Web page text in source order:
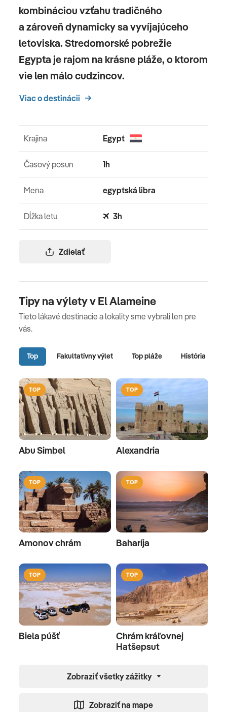
kombináciou vzťahu tradičného
a zároveň dynamicky sa vyvíjajúceho
letoviska. Stredomorské pobrežie
Egypta je rajom na krásne pláže, o ktorom
vie len málo cudzincov.
Viac o destinácii
Zdielať
Krajina Egypt
Časový posun 1h
Mena egyptská libra
Dĺžka letu 3h
Tipy na výlety v El Alameine
Tieto lákavé destinacie a lokality sme vybrali len pre
vás.
Top Fakultatívny výlet Top pláže História
TOP
Abu Simbel
TOP
Alexandria
TOP
Amonov chrám
TOP
Baharíja
TOP
Biela púšť
TOP
Chrám kráľovnej
Hatšepsut
Zobraziť všetky zážitky
Zobraziť na mape